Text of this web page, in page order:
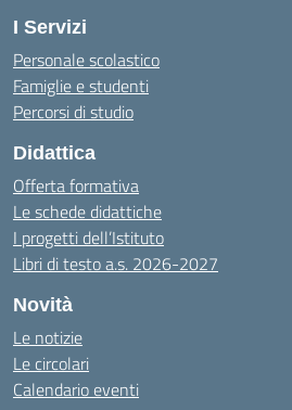
I Servizi
Personale scolastico
Famiglie e studenti
Percorsi di studio
Didattica
Offerta formativa
Le schede didattiche
I progetti dell’Istituto
Libri di testo a.s. 2026-2027
Novità
Le notizie
Le circolari
Calendario eventi